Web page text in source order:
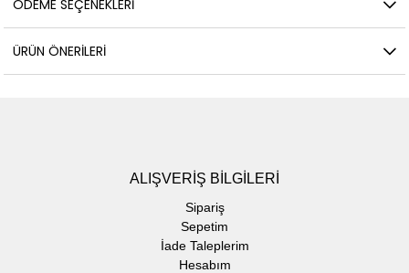
ÖDEME SEÇENEKLERI
ÜRÜN ÖNERILERI
ALIŞVERİŞ BİLGİLERİ
Sipariş
Sepetim
İade Taleplerim
Hesabım